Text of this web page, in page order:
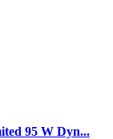
95 W Dyn...